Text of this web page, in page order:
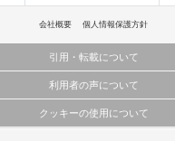
会社概要 個人情報保護方針
引用・転載について
情報（文字、写真、イラスト、画像デー
可なく無断転載・複製などの二次利用を
利用者の声について
容はすべてサービスの利用者が提出され
クッキーの使用について